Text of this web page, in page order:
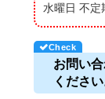
水曜日 不定
お問い
ください